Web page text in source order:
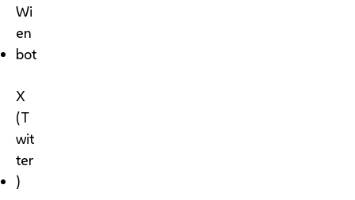
Wi
en
bot
X
(T
wit
ter
)